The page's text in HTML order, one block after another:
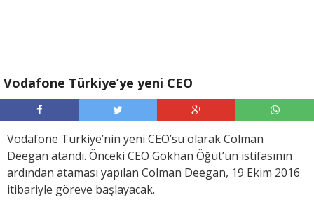
Vodafone Türkiye’ye yeni CEO
Vodafone Türkiye’nin yeni CEO’su olarak Colman
Deegan atandı. Önceki CEO Gökhan Öğüt’ün istifasının
ardından ataması yapılan Colman Deegan, 19 Ekim 2016
itibariyle göreve başlayacak.